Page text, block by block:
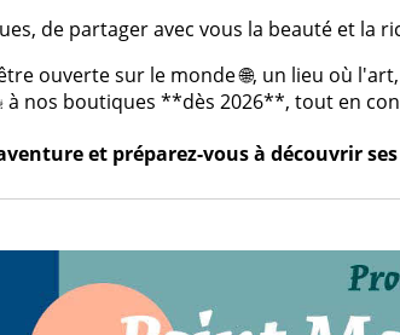
de partager avec vous la beauté et la
ouverte sur le monde 🌐, un lieu où
nos boutiques **dès 2026**, tout en
et préparez-vous à découvrir